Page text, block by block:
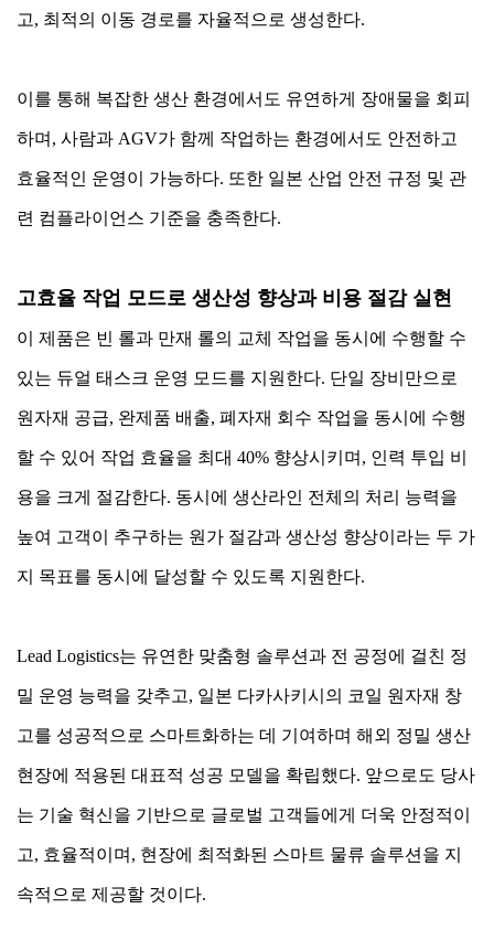
고, 최적의 이동 경로를 자율적으로 생성한다.
이를 통해 복잡한 생산 환경에서도 유연하게 장애물을 회피
하며, 사람과 AGV가 함께 작업하는 환경에서도 안전하고
효율적인 운영이 가능하다. 또한 일본 산업 안전 규정 및 관
련 컴플라이언스 기준을 충족한다.
고효율 작업 모드로 생산성 향상과 비용 절감 실현
이 제품은 빈 롤과 만재 롤의 교체 작업을 동시에 수행할 수
있는 듀얼 태스크 운영 모드를 지원한다. 단일 장비만으로
원자재 공급, 완제품 배출, 폐자재 회수 작업을 동시에 수행
할 수 있어 작업 효율을 최대 40% 향상시키며, 인력 투입 비
용을 크게 절감한다. 동시에 생산라인 전체의 처리 능력을
높여 고객이 추구하는 원가 절감과 생산성 향상이라는 두 가
지 목표를 동시에 달성할 수 있도록 지원한다.
Lead Logistics는 유연한 맞춤형 솔루션과 전 공정에 걸친 정
밀 운영 능력을 갖추고, 일본 다카사키시의 코일 원자재 창
고를 성공적으로 스마트화하는 데 기여하며 해외 정밀 생산
현장에 적용된 대표적 성공 모델을 확립했다. 앞으로도 당사
는 기술 혁신을 기반으로 글로벌 고객들에게 더욱 안정적이
고, 효율적이며, 현장에 최적화된 스마트 물류 솔루션을 지
속적으로 제공할 것이다.